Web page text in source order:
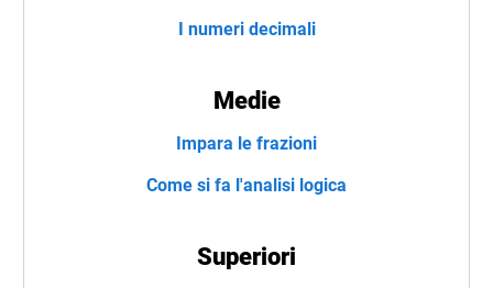
I numeri decimali
Medie
Impara le frazioni
Come si fa l'analisi logica
Superiori